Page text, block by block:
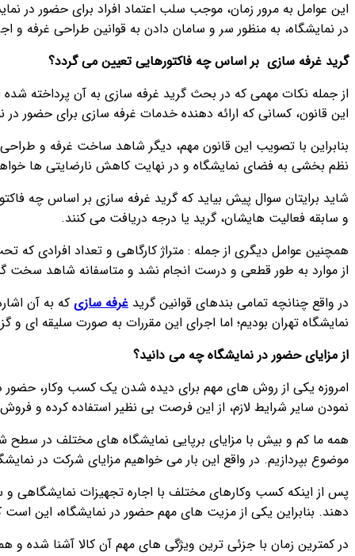
این عوامل به مرور زمان، موجب سلب اعتماد افراد برای حضور در
در نمایشگاه، به منظور سر و سامان دادن به قوانین طراحی غرفه
گرید غرفه سازی بر اساس چه فاکتورهایی تعیین می گردد؟
از جمله نکات مهمی که در بحث گرید غرفه سازی به آن پرداخته
این قانون، کسانی که ارائه دهنده خدمات غرفه سازی برای حضور
بنابراین با تصویب این قانون مهم، دیگر شاهد ساخت غرفه و
نظم بخشی به فضای نمایشگاه و در نهایت کاهش نارضایتی ها
شاید برایتان سوال پیش بیاید که گرید غرفه سازی بر اساس چه
و سابقه فعالیت هایشان، گرید یا درجه دریافت می کنند.
همچنین عوامل دیگری از جمله : متراژ کارگاهی و تعداد افرادی
از موارد به طور قطعی و درست انجام نشد و متاسفانه شاهد سخت
در واقع چنانچه تمامی بندهای قوانین گرید غرفه سازی که به آن
نمایشگاه تهران بودیم؛ اما اجرای این مقررات به صورت سلیقه ای
از مزایای حضور در نمایشگاه چه می دانید؟
امروزه یکی از روش های مهم برای دیده شدن یک کسب وکار، حضور
نمودن سایر شرایط لازم، از این فرصت بی نظیر استفاده کرده و
همه ما کم و بیش با مزایای برپایی نمایشگاه های مختلف در سطح
موضوع بپردازیم. در واقع این بار می خواهیم مزایای شرکت در
پس از اینکه کسب وکارهای مختلف با اجاره تجهیزات نمایشگاهی و
دهند. بنابراین یکی از مزیت های مهم حضور در نمایشگاه، این
در کمترین زمان با جزئی ترین ویژگی های مهم آن کالا آشنا شده و